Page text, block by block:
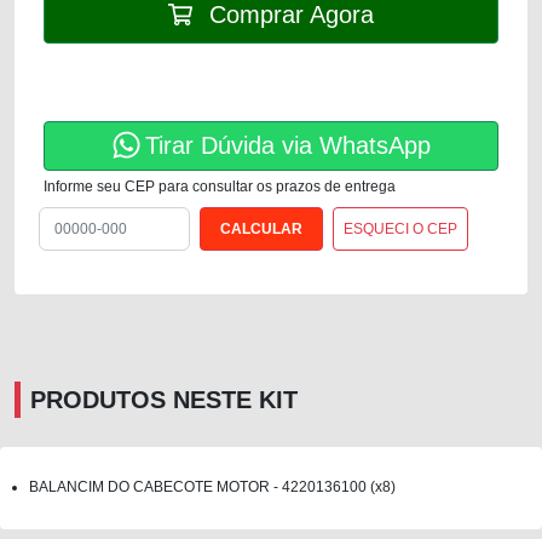
Comprar Agora
Tirar Dúvida via WhatsApp
Informe seu CEP para consultar os prazos de entrega
ESQUECI O CEP
PRODUTOS NESTE KIT
BALANCIM DO CABECOTE MOTOR - 4220136100 (x8)